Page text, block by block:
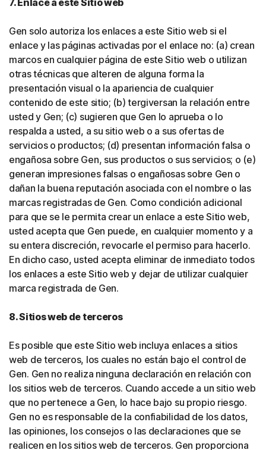
7. Enlace a este Sitio web
Gen solo autoriza los enlaces a este Sitio web si el
enlace y las páginas activadas por el enlace no: (a) crean
marcos en cualquier página de este Sitio web o utilizan
otras técnicas que alteren de alguna forma la
presentación visual o la apariencia de cualquier
contenido de este sitio; (b) tergiversan la relación entre
usted y Gen; (c) sugieren que Gen lo aprueba o lo
respalda a usted, a su sitio web o a sus ofertas de
servicios o productos; (d) presentan información falsa o
engañosa sobre Gen, sus productos o sus servicios; o (e)
generan impresiones falsas o engañosas sobre Gen o
dañan la buena reputación asociada con el nombre o las
marcas registradas de Gen. Como condición adicional
para que se le permita crear un enlace a este Sitio web,
usted acepta que Gen puede, en cualquier momento y a
su entera discreción, revocarle el permiso para hacerlo.
En dicho caso, usted acepta eliminar de inmediato todos
los enlaces a este Sitio web y dejar de utilizar cualquier
marca registrada de Gen.
8. Sitios web de terceros
Es posible que este Sitio web incluya enlaces a sitios
web de terceros, los cuales no están bajo el control de
Gen. Gen no realiza ninguna declaración en relación con
los sitios web de terceros. Cuando accede a un sitio web
que no pertenece a Gen, lo hace bajo su propio riesgo.
Gen no es responsable de la confiabilidad de los datos,
las opiniones, los consejos o las declaraciones que se
realicen en los sitios web de terceros. Gen proporciona